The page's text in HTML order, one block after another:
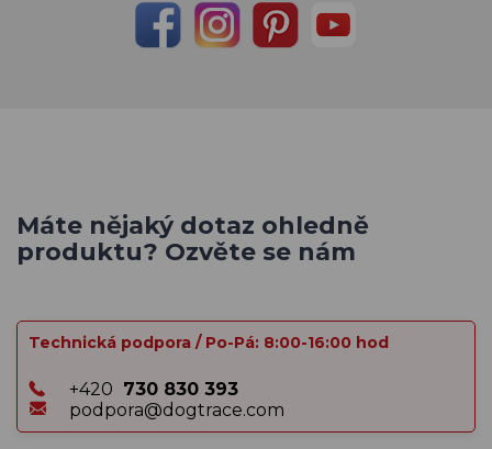
Máte nějaký dotaz ohledně
produktu? Ozvěte se nám
Technická podpora / Po-Pá: 8:00-16:00 hod
+420 730 830 393
podpora@dogtrace.com